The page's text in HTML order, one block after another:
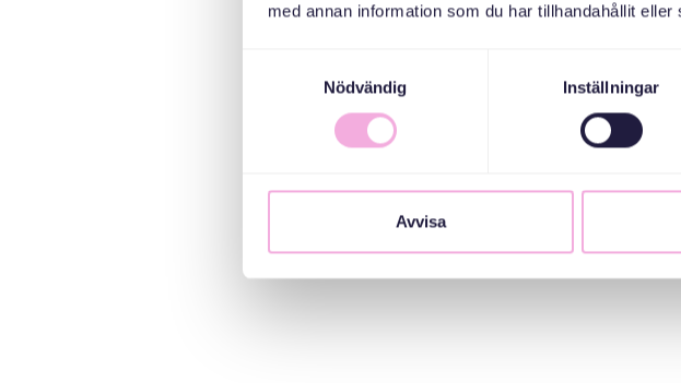
med annan information som du har tillhandahållit
Nödvändig
Inställningar
Avvisa